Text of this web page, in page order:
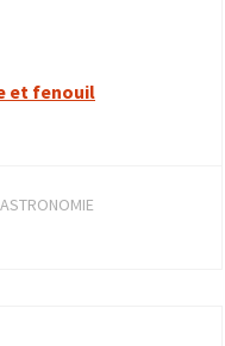
et fenouil